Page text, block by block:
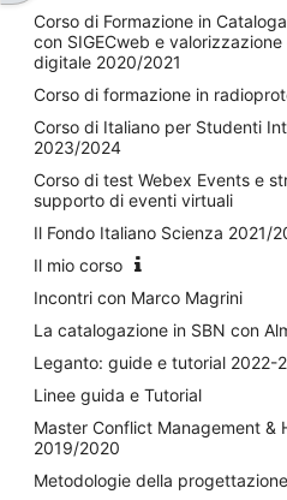
Corso di Formazione in
con SIGECweb e
digitale 2020/2021
Corso di formazione in
Corso di Italiano per Studenti
2023/2024
Corso di test Webex Events e
supporto di eventi virtuali
Il Fondo Italiano Scienza 2021/
Il mio corso
Incontri con Marco Magrini
La catalogazione in SBN con
Leganto: guide e tutorial 2022-
Linee guida e Tutorial
Master Conflict Management &
2019/2020
Metodologie della